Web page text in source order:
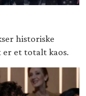
historiske
er et totalt kaos.